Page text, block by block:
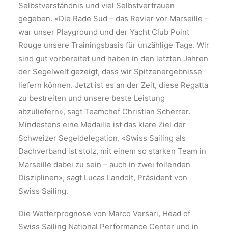
Selbstverständnis und viel Selbstvertrauen
gegeben. «Die Rade Sud – das Revier vor Marseille –
war unser Playground und der Yacht Club Point
Rouge unsere Trainingsbasis für unzählige Tage. Wir
sind gut vorbereitet und haben in den letzten Jahren
der Segelwelt gezeigt, dass wir Spitzenergebnisse
liefern können. Jetzt ist es an der Zeit, diese Regatta
zu bestreiten und unsere beste Leistung
abzuliefern», sagt Teamchef Christian Scherrer.
Mindestens eine Medaille ist das klare Ziel der
Schweizer Segeldelegation. «Swiss Sailing als
Dachverband ist stolz, mit einem so starken Team in
Marseille dabei zu sein – auch in zwei foilenden
Disziplinen», sagt Lucas Landolt, Präsident von
Swiss Sailing.
Die Wetterprognose von Marco Versari, Head of
Swiss Sailing National Performance Center und in